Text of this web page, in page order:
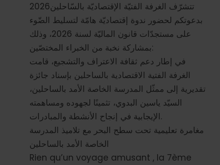
2026تتشرّف الغرفة الفتيّة الإقتصاديّة بالسّاحلين
بدعوتكم لحضور ندوة إقتصاديّة هامّة لتسليط الضّوء
على مستجدّات قانون الماليّة لسنة 2026، وذلك
بمشاركة نخبة من الخبراء المختصّين:
في إطار دعم ثقافة الاعتراف والتشجيع، قامت
الغرفة الفتية الاقتصادية بالساحلين بإسناد جائزة
تقديرية إلى ممثّل المدرسة الخاصة الأمد بالساحلين،
السيّد ياسين البدوي، تثمينًا لجهوده ومساهمته
الإيجابية في إنجاح الأنشطة والمبادرات.
مغامرة تعليمية تحت سطح البحر مع تلاميذ المدرسة
الخاصة الأمد بالساحلين
Rien qu’un voyage amusant , la 7ème